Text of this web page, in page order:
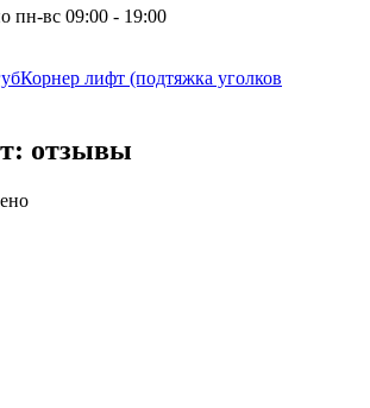
пн-вс 09:00 - 19:00
Корнер лифт (подтяжка уголков
отзывы